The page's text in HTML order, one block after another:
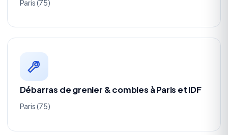
Paris (75)
Débarras de grenier & combles à Paris et IDF
Paris (75)